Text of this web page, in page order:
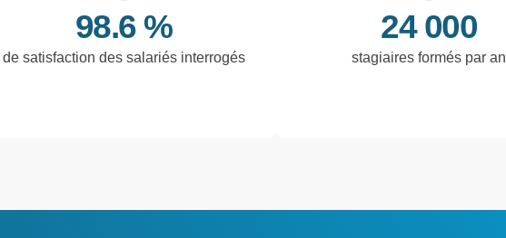
98.6 %
de satisfaction des salariés interrogés
24 000
stagiaires formés par an